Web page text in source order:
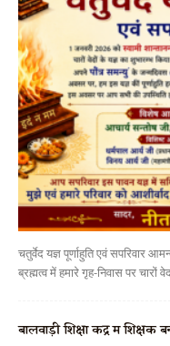
चतुर्वेद यज्ञ पूर्णाहुति एवं सपरिवार
ब्रह्मत्व में हमारे गृह-निवास पर चारों
बालवाड़ी शिक्षा केंद्र में शिक्षक